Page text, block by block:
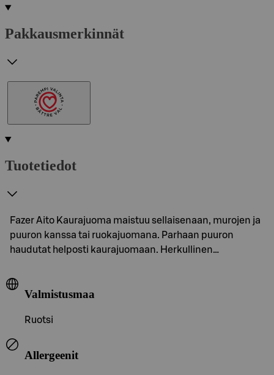
Pakkausmerkinnät
Tuotetiedot
Fazer Aito Kaurajuoma maistuu sellaisenaan, murojen ja
puuron kanssa tai ruokajuomana. Parhaan puuron
haudutat helposti kaurajuomaan. Herkullinen…
Valmistusmaa
Ruotsi
Allergeenit